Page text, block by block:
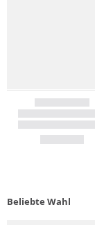
Beliebte Wahl